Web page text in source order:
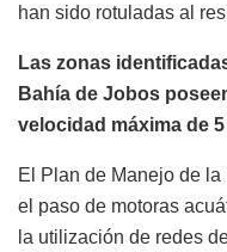
han sido rotuladas al
Las zonas
Bahía de Jobos
velocidad máxima de
El Plan de Manejo de
el paso de motoras
la utilización de redes